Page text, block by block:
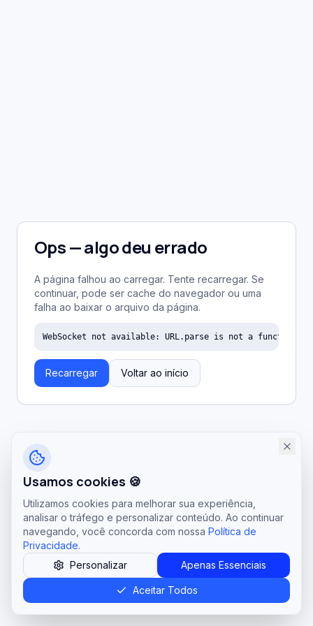
Ops — algo deu errado
A página falhou ao carregar. Tente recarregar. Se
continuar, pode ser cache do navegador ou uma
falha ao baixar o arquivo da página.
WebSocket not available: URL.parse is not a function
Recarregar Voltar ao início
Usamos cookies 🍪
Utilizamos cookies para melhorar sua experiência,
analisar o tráfego e personalizar conteúdo. Ao continuar
navegando, você concorda com nossa Política de
Privacidade.
Personalizar
Apenas Essenciais
Aceitar Todos